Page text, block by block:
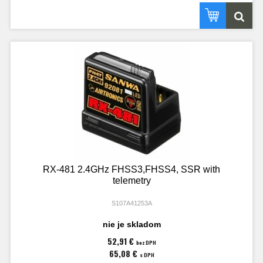
RX-481 2.4GHz FHSS3,FHSS4, SSR with
telemetry
S107A41253A
nie je skladom
52,91 € bez DPH
65,08 € s DPH